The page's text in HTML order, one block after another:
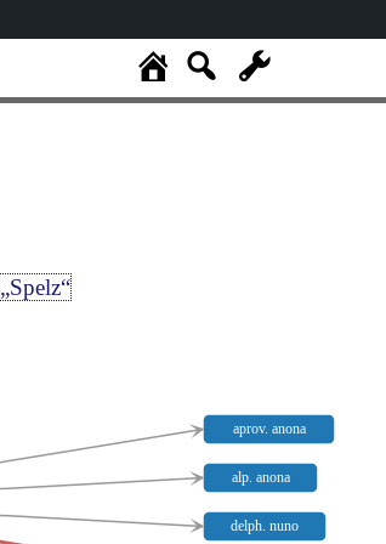
„Spelz“
aprov. anona
alp. anona
delph. nuno